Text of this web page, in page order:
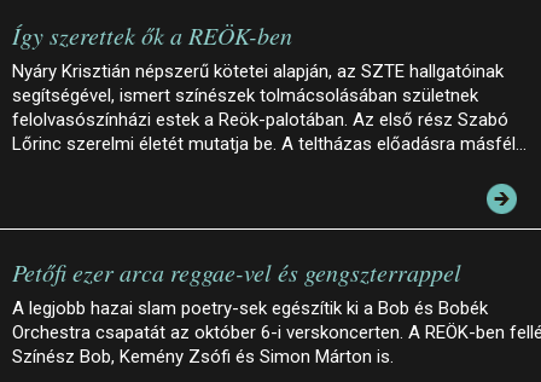
Így szerettek ők a REÖK-ben
Nyáry Krisztián népszerű kötetei alapján, az SZTE hallgatóinak
segítségével, ismert színészek tolmácsolásában születnek
felolvasószínházi estek a Reök-palotában. Az első rész Szabó
Lőrinc szerelmi életét mutatja be. A teltházas előadásra másfél…
Petőfi ezer arca reggae-vel és gengszterrappel
A legjobb hazai slam poetry-sek egészítik ki a Bob és Bobék
Orchestra csapatát az október 6-i verskoncerten. A REÖK-ben
Színész Bob, Kemény Zsófi és Simon Márton is.